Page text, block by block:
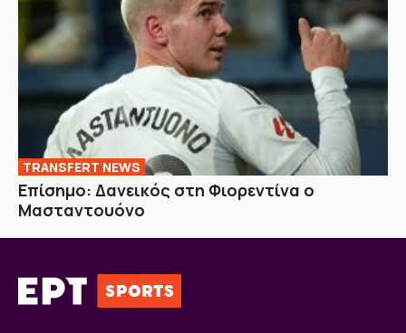
TRANSFERT NEWS
Επίσημο: Δανεικός στη Φιορεντίνα ο
Μασταντουόνο